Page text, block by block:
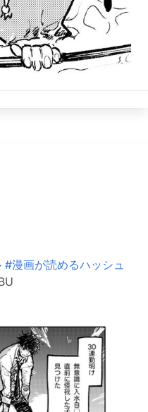
#漫画が読めるハッシュ